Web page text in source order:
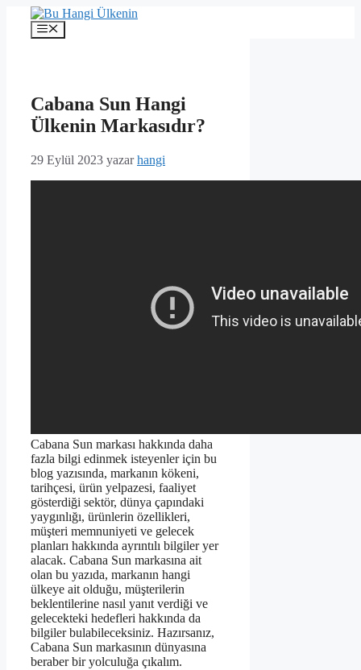
İçeriğe
Menü
Cabana Sun Hangi
Ülkenin Markasıdır?
29 Eylül 2023 yazarhangi
Cabana Sun markası hakkında daha
fazla bilgi edinmek isteyenler için bu
blog yazısında, markanın kökeni,
tarihçesi, ürün yelpazesi, faaliyet
gösterdiği sektör, dünya çapındaki
yaygınlığı, ürünlerin özellikleri,
müşteri memnuniyeti ve gelecek
planları hakkında ayrıntılı bilgiler yer
alacak. Cabana Sun markasına ait
olan bu yazıda, markanın hangi
ülkeye ait olduğu, müşterilerin
beklentilerine nasıl yanıt verdiği ve
gelecekteki hedefleri hakkında da
bilgiler bulabileceksiniz. Hazırsanız,
Cabana Sun markasının dünyasına
beraber bir yolculuğa çıkalım.